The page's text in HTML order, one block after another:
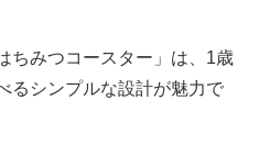
ちみつコースター」は、1歳
るシンプルな設計が魅力で